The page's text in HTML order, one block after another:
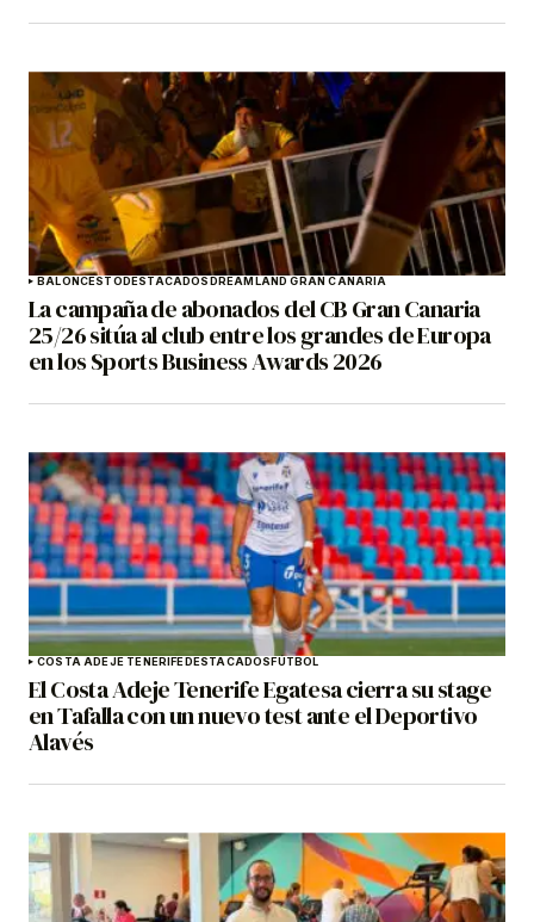
BALONCESTODESTACADOSDREAMLAND GRAN CANARIA
La campaña de abonados del CB Gran Canaria
25/26 sitúa al club entre los grandes de Europa
en los Sports Business Awards 2026
COSTA ADEJE TENERIFEDESTACADOSFÚTBOL
El Costa Adeje Tenerife Egatesa cierra su stage
en Tafalla con un nuevo test ante el Deportivo
Alavés